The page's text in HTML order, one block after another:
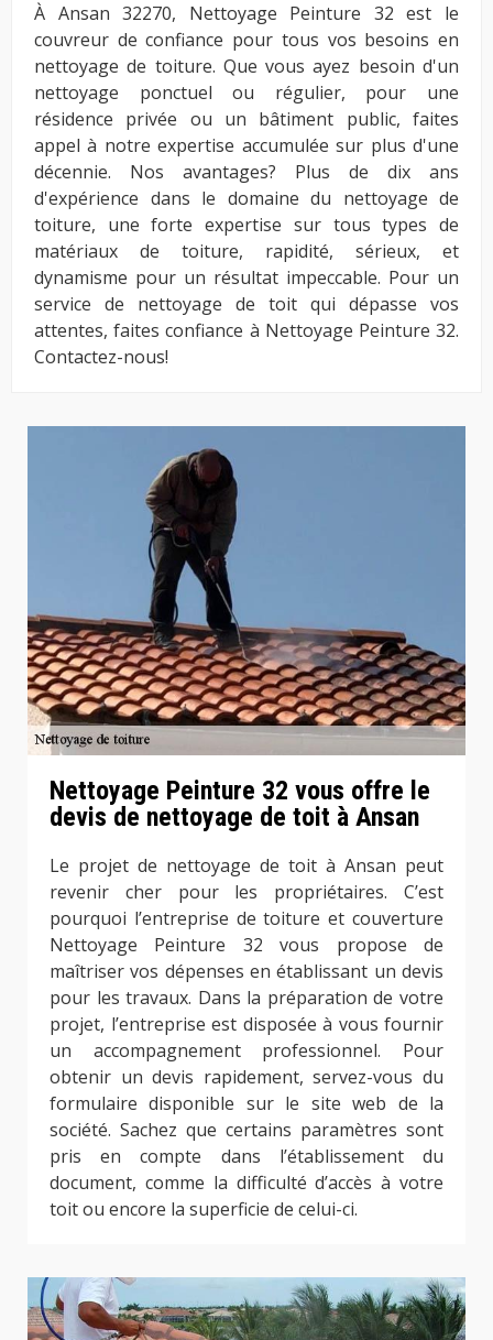
À Ansan 32270, Nettoyage Peinture 32 est le
couvreur de confiance pour tous vos besoins en
nettoyage de toiture. Que vous ayez besoin d'un
nettoyage ponctuel ou régulier, pour une
résidence privée ou un bâtiment public, faites
appel à notre expertise accumulée sur plus d'une
décennie. Nos avantages? Plus de dix ans
d'expérience dans le domaine du nettoyage de
toiture, une forte expertise sur tous types de
matériaux de toiture, rapidité, sérieux, et
dynamisme pour un résultat impeccable. Pour un
service de nettoyage de toit qui dépasse vos
attentes, faites confiance à Nettoyage Peinture 32.
Contactez-nous!
Nettoyage Peinture 32 vous offre le
devis de nettoyage de toit à Ansan
Le projet de nettoyage de toit à Ansan peut
revenir cher pour les propriétaires. C’est
pourquoi l’entreprise de toiture et couverture
Nettoyage Peinture 32 vous propose de
maîtriser vos dépenses en établissant un devis
pour les travaux. Dans la préparation de votre
projet, l’entreprise est disposée à vous fournir
un accompagnement professionnel. Pour
obtenir un devis rapidement, servez-vous du
formulaire disponible sur le site web de la
société. Sachez que certains paramètres sont
pris en compte dans l’établissement du
document, comme la difficulté d’accès à votre
toit ou encore la superficie de celui-ci.